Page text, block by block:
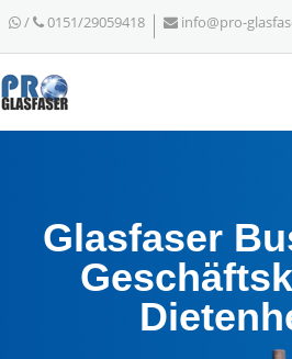
/ 0151/29059418 info@pro-
Glasfaser